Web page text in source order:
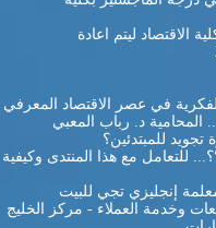
الاقتصاد ليتم اعادة
في عصر الاقتصاد المعرفي
المحامية د. رباب المعبي
للمبتدئين؟
للتعامل مع هذا المنتدى وكيفية
إنجليزي تجي للبيت
وخدمة العملاء - مركز الخليج